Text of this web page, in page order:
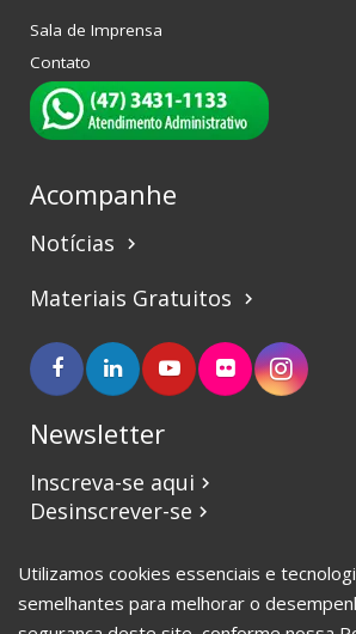
Sala de Imprensa
Contato
Acompanhe
Notícias keyboard_arrow_right
Materiais Gratuitos keyboard_arrow_right
Newsletter
Inscreva-se aqui keyboard_arrow_right
Desinscrever-se keyboard_arrow_right
©2017 CBVJ. Todos os direitos
Utilizamos cookies essenciais e
semelhantes para melhorar o